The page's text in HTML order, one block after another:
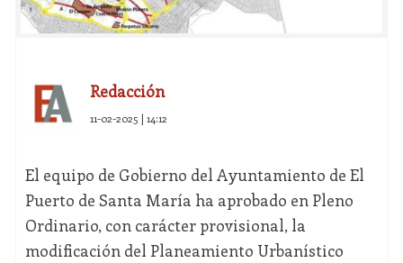
Redacción
11-02-2025 | 14:12
El equipo de Gobierno del Ayuntamiento de El
Puerto de Santa María ha aprobado en Pleno
Ordinario, con carácter provisional, la
modificación del Planeamiento Urbanístico